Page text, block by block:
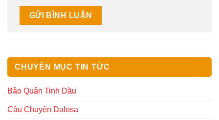
CHUYÊN MỤC TIN TỨC
Bảo Quản Tinh Dầu
Câu Chuyện Dalosa